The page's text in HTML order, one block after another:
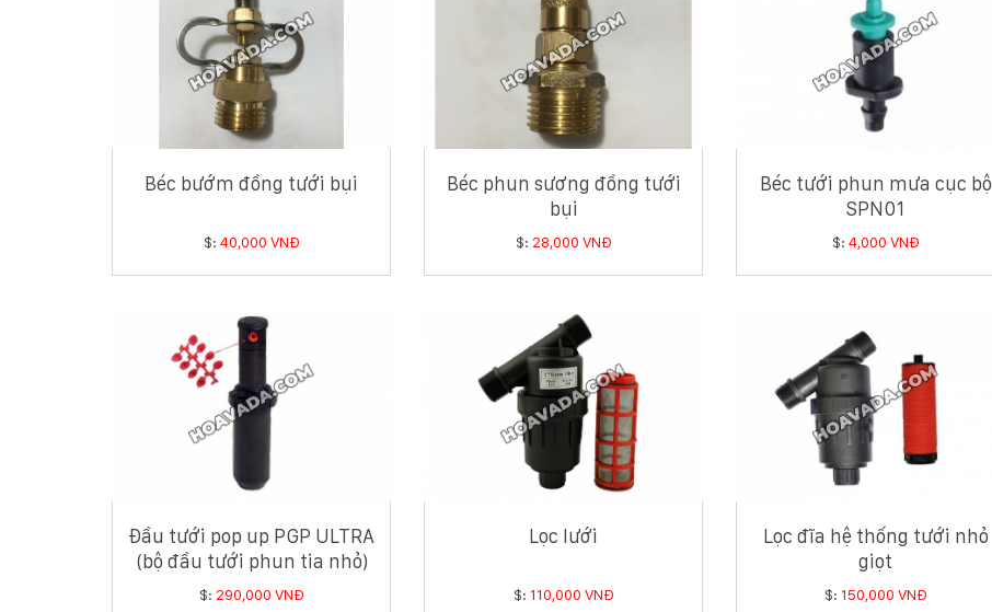
Béc bướm đồng tưới bụi
$: 40,000 VNĐ
Béc phun sương đồng tưới
bụi
$: 28,000 VNĐ
Béc tưới phun mưa cục bộ
SPN01
$: 4,000 VNĐ
Đầu tưới pop up PGP ULTRA
(bộ đầu tưới phun tia nhỏ)
$: 290,000 VNĐ
Lọc lưới
$: 110,000 VNĐ
Lọc đĩa hệ thống tưới nhỏ
giọt
$: 150,000 VNĐ